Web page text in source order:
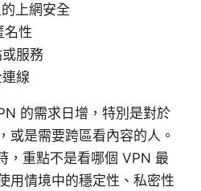
上網安全
名性
服務
線
的需求日增，特別是對於
或是需要跨區看內容的人。
，重點不是看哪個 VPN 最
用情境中的穩定性、私密性